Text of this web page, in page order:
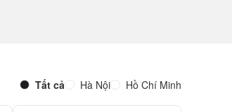
Tất cả Hà Nội Hồ Chí Minh